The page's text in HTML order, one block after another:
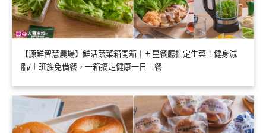
【源鮮智慧農場】鮮活蔬菜箱開箱｜五星餐廳指定生菜！健身減
脂/上班族免備餐，一箱搞定健康一日三餐